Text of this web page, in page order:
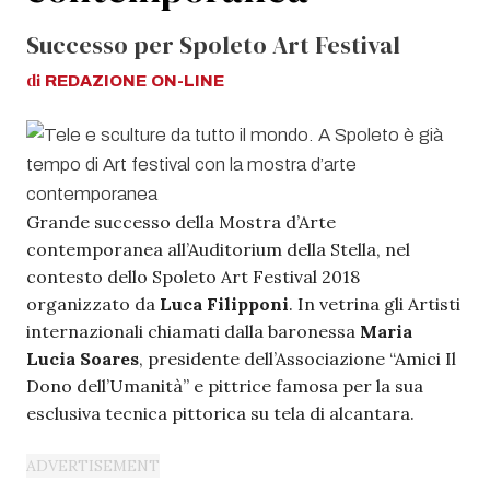
Successo per Spoleto Art Festival
di REDAZIONE ON-LINE
Grande successo della Mostra d’Arte
contemporanea all’Auditorium della Stella, nel
contesto dello Spoleto Art Festival 2018
organizzato da Luca Filipponi. In vetrina gli Artisti
internazionali chiamati dalla baronessa Maria
Lucia Soares, presidente dell’Associazione “Amici Il
Dono dell’Umanità” e pittrice famosa per la sua
esclusiva tecnica pittorica su tela di alcantara.